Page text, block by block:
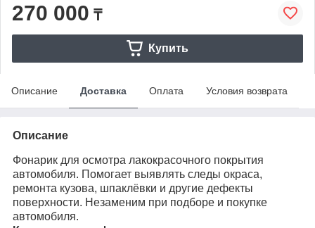
270 000 ₸
Купить
Описание Доставка Оплата Условия возврата
Описание
Фонарик для осмотра лакокрасочного покрытия
автомобиля. Помогает выявлять следы окраса,
ремонта кузова, шпаклёвки и другие дефекты
поверхности. Незаменим при подборе и покупке
автомобиля.